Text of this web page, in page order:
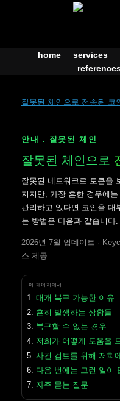
home services
잘못된 체인으로 전송된 코
안내 . 잘못된 체인
잘못된 체인으로
잘못된 네트워크로 토큰을
지지만, 가장 흔한 경우에
관리하고 있다면 코인을 대
는 방법은 다음과 같습니다.
2026년 7월 업데이트 ·
스 제공
이 페이지에서
대개 복구 가능한 이유
흔히 발생하는 상황들
복구할 수 없는 경우
저희가 어떻게 도움을
사건 검토를 위해 저희
다음 번에는 그런 일이
자주 묻는 질문